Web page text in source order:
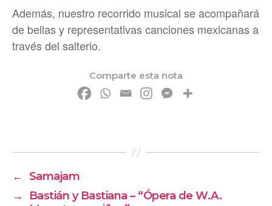
Además, nuestro recorrido musical se acompañará
de bellas y representativas canciones mexicanas a
través del salterio.
Comparte esta nota
←
Samajam
→
Bastián y Bastiana – “Ópera de W.A.